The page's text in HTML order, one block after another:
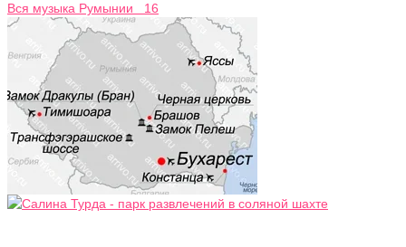
Вся музыка Румынии 16